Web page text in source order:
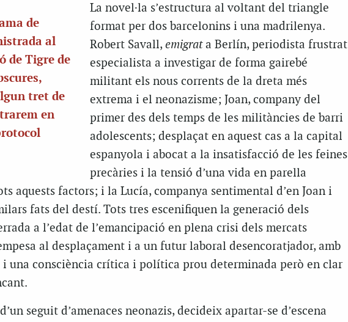
de
al
de Tigre de
tret de
en
La novel·la s’estructura al voltant del triangle
format per dos barcelonins i una madrilenya.
Robert Savall, emigrata Berlín, periodista frustrat
especialista a investigar de forma gairebé
militant els nous corrents de la dreta més
extrema i el neonazisme; Joan, company del
primer des dels temps de les militàncies de barri
adolescents; desplaçat en aquest cas a la capital
espanyola i abocat a la insatisfacció de les feines
precàries i la tensió d’una vida en parella
aquests factors; i la Lucía, companya sentimental d’en Joan i
fats del destí. Tots tres escenifiquen la generació dels
a l’edat de l’emancipació en plena crisi dels mercats
al desplaçament i a un futur laboral desencoratjador, amb
una consciència crítica i política prou determinada però en clar
seguit d’amenaces neonazis, decideix apartar-se d’escena